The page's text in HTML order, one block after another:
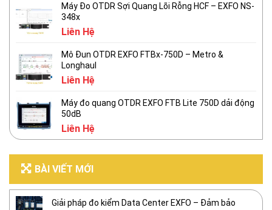
Máy Đo OTDR Sợi Quang Lõi Rỗng HCF – EXFO NS-
348x
Liên Hệ
Mô Đun OTDR EXFO FTBx-750D – Metro &
Longhaul
Liên Hệ
Máy đo quang OTDR EXFO FTB Lite 750D dải động
50dB
Liên Hệ
BÀI VIẾT MỚI
Giải pháp đo kiểm Data Center EXFO – Đảm bảo